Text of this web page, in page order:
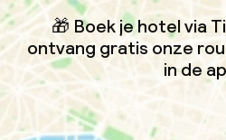
🎁 Boek je hotel via
ontvang gratis onze
in de